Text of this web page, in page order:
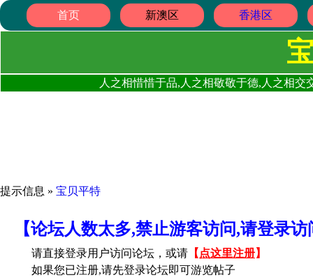
首页 新澳区 香港区
人之相惜惜于品,人之相敬敬于德,人之相
提示信息 » 宝贝平特
【论坛人数太多,禁止游客访问,请登录
请直接登录用户访问论坛，或请 【 点这里注册】
如果您已注册,请先登录论坛即可游览帖子